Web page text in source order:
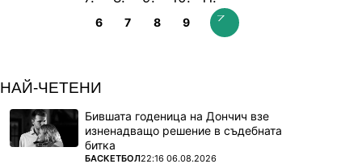
6 7 8 9
НАЙ-ЧЕТЕНИ
Бившата годеница на Дончич взе
изненадващо решение в съдебната
битка
ПОВЕЧЕ ОТ
БАСКЕТБОЛ22:16 06.08.2026